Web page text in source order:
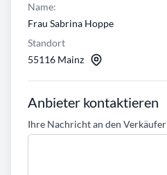
Name:
Frau Sabrina Hoppe
Standort
55116 Mainz
Anbieter kontaktieren
Ihre Nachricht an den Verkäufer